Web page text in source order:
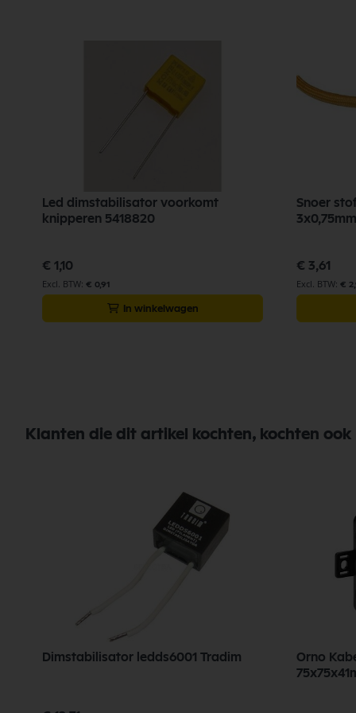
Led dimstabilisator voorkomt
knipperen 5418820
€ 1,10
€ 0,91
In winkelwagen
Snoer
€ 3,61
€
Klanten die dit artikel kochten, kochten ook
Dimstabilisator ledds6001 Tradim
Orno